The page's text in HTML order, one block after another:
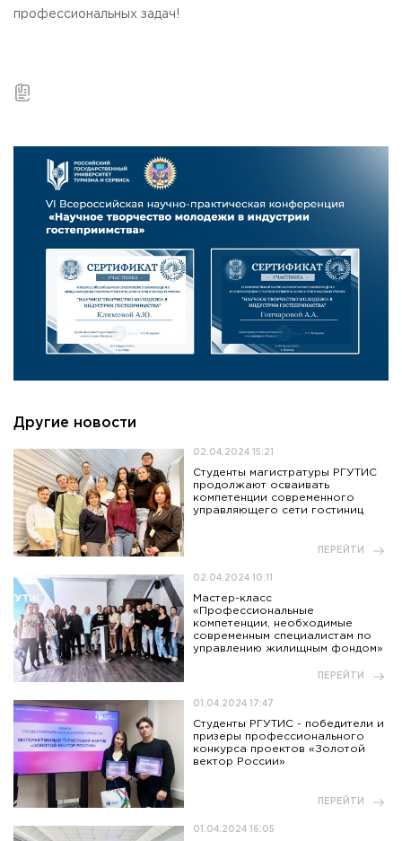
профессиональных задач!
Другие новости
02.04.2024 15:21
Студенты магистратуры РГУТИС
продолжают осваивать
компетенции современного
управляющего сети гостиниц
ПЕРЕЙТИ
02.04.2024 10:11
Мастер-класс
«Профессиональные
компетенции, необходимые
современным специалистам по
управлению жилищным фондом»
ПЕРЕЙТИ
01.04.2024 17:47
Студенты РГУТИС - победители и
призеры профессионального
конкурса проектов «Золотой
вектор России»
ПЕРЕЙТИ
01.04.2024 16:05